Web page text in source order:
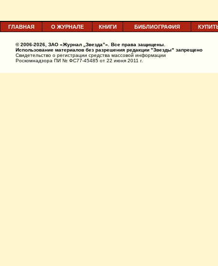
ГЛАВНАЯ О ЖУРНАЛЕ КНИГИ БИБЛИОГРАФИЯ
© 2006-2026, ЗАО «Журнал „Звезда”». Все права защищены.
Использование материалов без разрешения редакции "Звезды" запрещено
Свидетельство о регистрации средства массовой информации
Роскомнадзора ПИ № ФС77-45485 от 22 июня 2011 г.